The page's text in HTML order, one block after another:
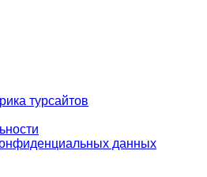
турсайтов
данных